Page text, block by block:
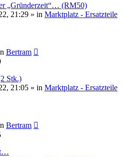
„Gründerzeit“… (RM50)
21:29 » in Marktplatz - Ersatzteile
Bertram
Stk.)
21:05 » in Marktplatz - Ersatzteile
Bertram